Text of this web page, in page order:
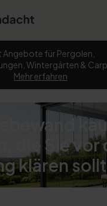
für Pergolen,
Wintergärten &
Mehr erfahren
die Sie vor
klären